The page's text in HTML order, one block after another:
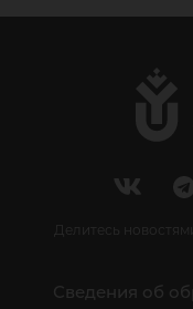
Делитесь
Сведения об